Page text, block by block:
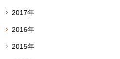
2017年
2016年
2015年